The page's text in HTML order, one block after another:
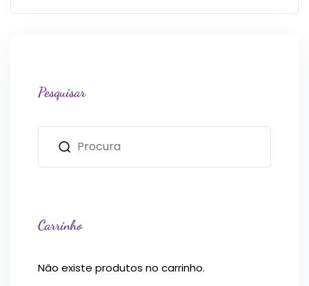
Pesquisar
Carrinho
Não existe produtos no carrinho.